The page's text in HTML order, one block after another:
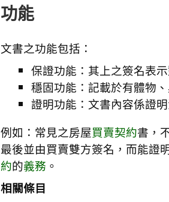
功能
文書之功能包括：
保證功能：其上之簽名表
穩固功能：記載於有體物
證明功能：文書內容係證
例如：常見之房屋買賣契約書，
最後並由買賣雙方簽名，而能證
約的義務 。
相關條目